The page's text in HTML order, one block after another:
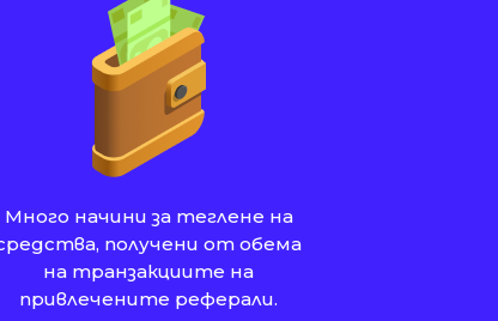
Много начини за теглене на
получени от обема
на транзакциите на
привлечените реферали.